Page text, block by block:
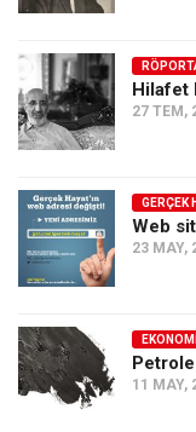
Karisi kitap
7 soruda bu
Ekonomi
Spor
Sağlık
Gıda-Beslenme
Türkiye
Siyaset
Hilafet
27 TEM,
GERÇEK
Web
23 MAY,
11 MAY,